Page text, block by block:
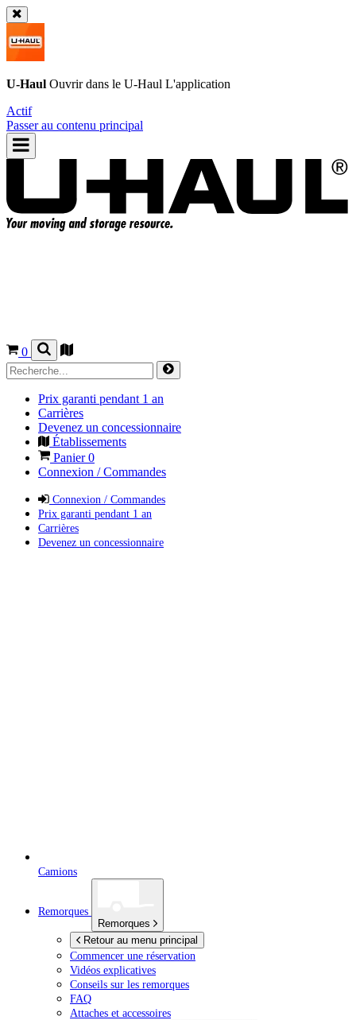
U-Haul Ouvrir dans le U-Haul L'application
Actif
Passer au contenu principal
0
Prix garanti pendant 1 an
Carrières
Devenez un concessionnaire
Établissements
Panier0
Connexion / Commandes
Connexion / Commandes
Prix garanti pendant 1 an
Carrières
Devenez un concessionnaire
Camions
Remorques
Remorques
Retour au menu principal
Commencer une réservation
Vidéos explicatives
Conseils sur les remorques
FAQ
Attaches et accessoires